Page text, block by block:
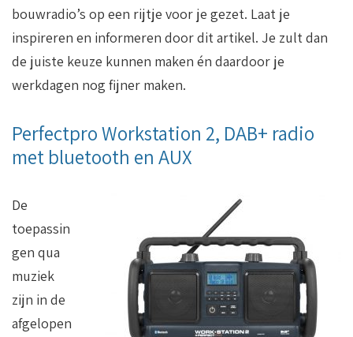
bouwradio’s op een rijtje voor je gezet. Laat je
inspireren en informeren door dit artikel. Je zult dan
de juiste keuze kunnen maken én daardoor je
werkdagen nog fijner maken.
Perfectpro Workstation 2, DAB+ radio
met bluetooth en AUX
De
toepassin
gen qua
muziek
zijn in de
afgelopen